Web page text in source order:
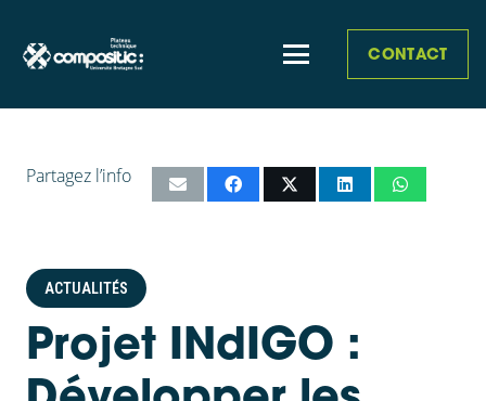
CONTACT
Partagez l’info
ACTUALITÉS
Projet INdIGO :